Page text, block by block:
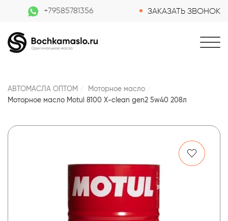
+79585781356 ЗАКАЗАТЬ ЗВОНОК
АВТОМАСЛА ОПТОМ
Моторное масло
Моторное масло Motul 8100 X-clean gen2 5w40 208л